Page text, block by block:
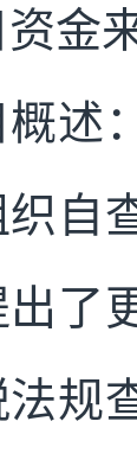
金
概述
织自
出了
法规